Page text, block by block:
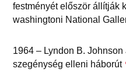
festményét először állítják
washingtoni National
1964 – Lyndon B.
szegénység elleni háborút